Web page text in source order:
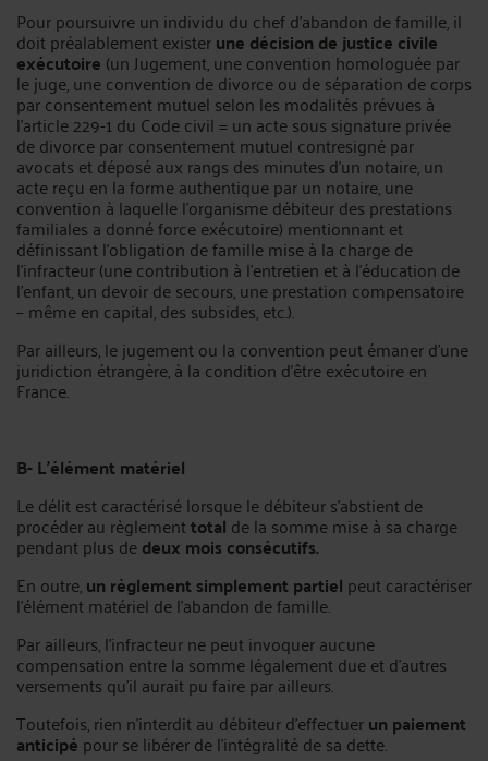
Pour poursuivre un individu du chef d’abandon de famille, il
doit préalablement existerune décision de justice civile
exécutoire (un Jugement, une convention homologuée par
le juge, une convention de divorce ou de séparation de corps
par consentement mutuel selon les modalités prévues à
l'article 229-1 du Code civil = un acte sous signature privée
de divorce par consentement mutuel contresigné par
avocats et déposé aux rangs des minutes d'un notaire, un
acte reçu en la forme authentique par un notaire, une
convention à laquelle l'organisme débiteur des prestations
familiales a donné force exécutoire) mentionnant et
définissant l'obligation de famille mise à la charge de
l’infracteur (une contribution à l’entretien et à l’éducation de
l’enfant, un devoir de secours, une prestation compensatoire
– même en capital, des subsides, etc.).
Par ailleurs, le jugement ou la convention peut émaner d'une
juridiction étrangère, à la condition d’être exécutoire en
France.
B- L’élément matériel
Le délit est caractérisé lorsque le débiteur s'abstient de
procéder au règlementtotal de la somme mise à sa charge
pendant plus dedeux mois consécutifs.
En outre,un règlement simplement partiel peut caractériser
l’élément matériel de l’abandon de famille.
Par ailleurs, l’infracteur ne peut invoquer aucune
compensation entre la somme légalement due et d'autres
versements qu'il aurait pu faire par ailleurs.
Toutefois, rien n’interdit au débiteur d’effectuerun paiement
anticipé pour se libérer de l’intégralité de sa dette.